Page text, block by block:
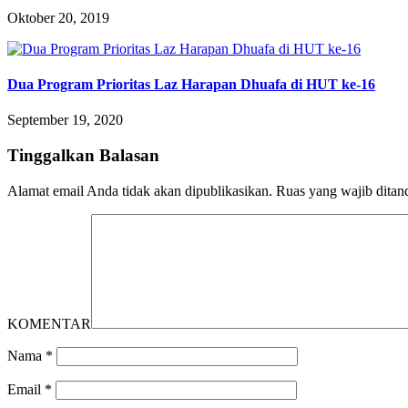
Oktober 20, 2019
Dua Program Prioritas Laz Harapan Dhuafa di HUT ke-16
September 19, 2020
Tinggalkan Balasan
Alamat email Anda tidak akan dipublikasikan. Ruas yang wajib
KOMENTAR
Nama *
Email *